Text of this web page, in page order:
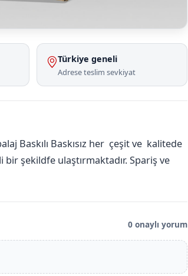
Türkiye geneli
Adrese teslim sevkiyat
Baskılı Baskısız her çeşit ve kalitede
şekildfe ulaştırmaktadır. Spariş ve
0 onaylı yorum